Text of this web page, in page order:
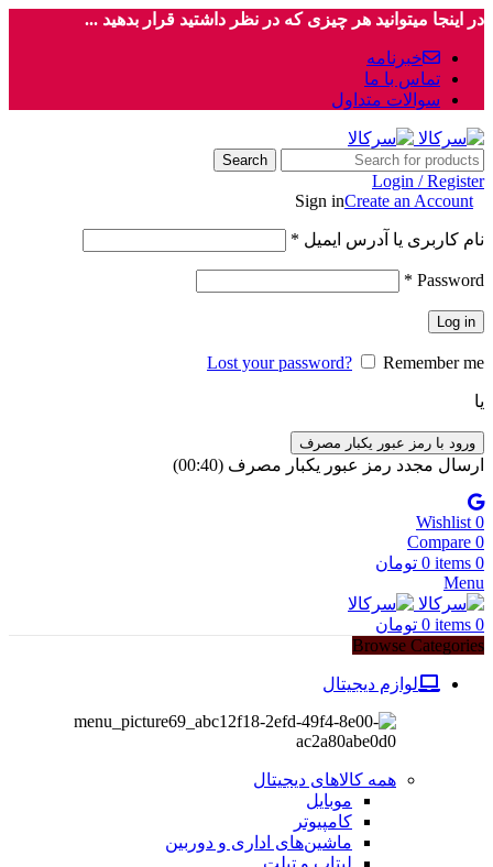
در اینجا میتوانید هر چیزی که در نظر داشتید قرار بدهید ...
خبرنامه
تماس با ما
سوالات متداول
Search
Login / Register
Sign inCreate an Account
نام کاربری یا آدرس ایمیل *
Password
*
Log in
Lost your password? Remember me
یا
ورود با رمز عبور یکبار مصرف
ارسال مجدد رمز عبور یکبار مصرف (00:
40
)
0
Wishlist
0
Compare
0
items
0 تومان
Menu
0
items
0 تومان
Browse Categories
لوازم دیجیتال
همه کالاهای دیجیتال
موبایل
کامپیوتر
ماشین‌های اداری و دوربین
لپتاپ و تبلت